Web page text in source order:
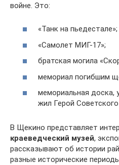
войне. Это:
«Танк на пьедестале»;
«Самолет МИГ-17»;
братская могила
мемориал погибшим
мемориальная доска,
жил Герой
В Щекино представляет
краеведческий музей,
рассказывают об истории
разные исторические